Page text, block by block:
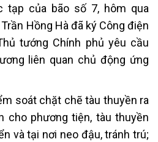
tạp của bão số 7, hôm qua
Hồng Hà đã ký Công điện
tướng Chính phủ yêu cầu
liên quan chủ động ứng
soát chặt chẽ tàu thuyền ra
cho phương tiện, tàu thuyền
và tại nơi neo đậu, tránh trú;